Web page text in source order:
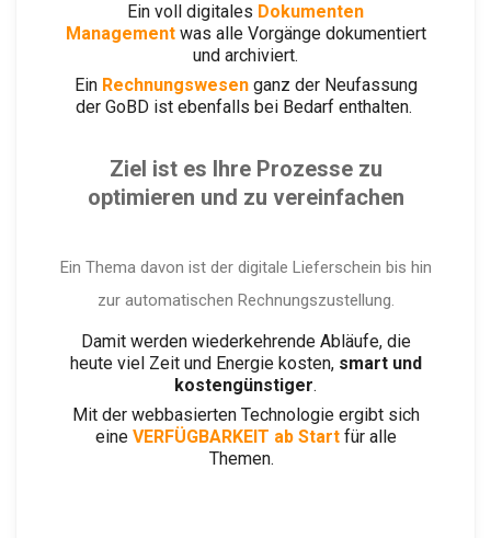
Ein voll digitales Dokumenten
Managementwas alle Vorgänge dokumentiert
und archiviert.
Ein Rechnungswesenganz der Neufassung
der GoBD ist ebenfalls bei Bedarf enthalten.
Ziel ist es Ihre Prozesse zu
optimieren und zu vereinfachen
Ein Thema davon ist der digitale Lieferschein bis hin
zur automatischen Rechnungszustellung.
Damit werden wiederkehrende Abläufe, die
heute viel Zeit und Energie kosten, smart und
kostengünstiger.
Mit der webbasierten Technologie ergibt sich
eine VERFÜGBARKEIT ab Startfür alle
Themen.